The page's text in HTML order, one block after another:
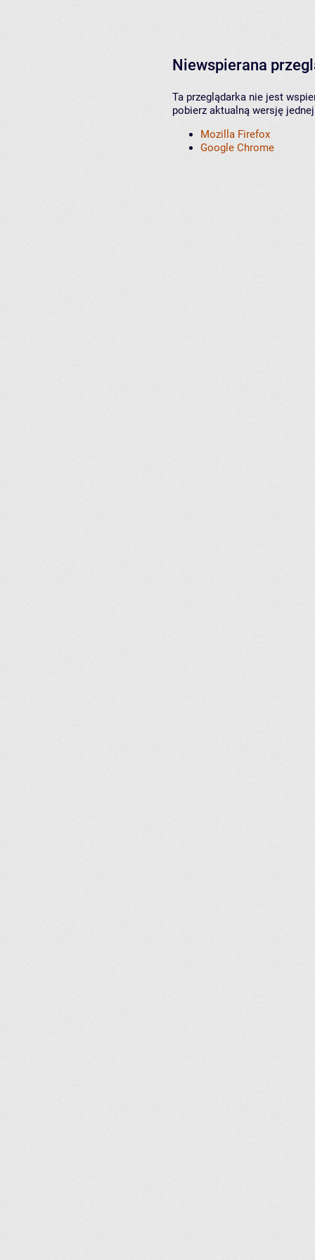
Niewspierana
Ta przeglądarka nie jest
pobierz aktualną wersję
Mozilla Firefox
Google Chrome